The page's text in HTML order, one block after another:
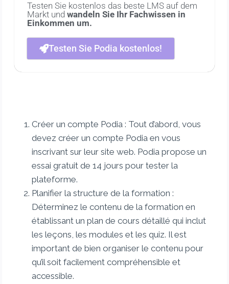
Testen Sie kostenlos das beste LMS auf dem
Markt undwandeln Sie Ihr Fachwissen in
Einkommen um.
Testen Sie Podia kostenlos!
Créer un compte Podia : Tout d’abord, vous
devez créer un compte Podia en vous
inscrivant sur leur site web. Podia propose un
essai gratuit de 14 jours pour tester la
plateforme.
Planifier la structure de la formation :
Déterminez le contenu de la formation en
établissant un plan de cours détaillé qui inclut
les leçons, les modules et les quiz. Il est
important de bien organiser le contenu pour
qu’il soit facilement compréhensible et
accessible.